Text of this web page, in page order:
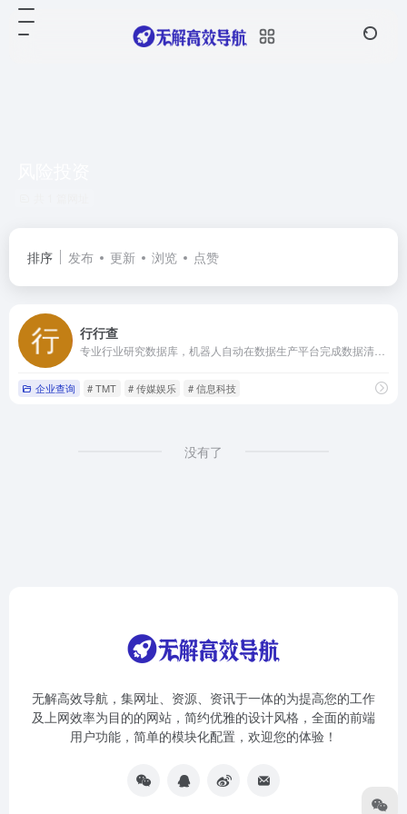
排序 发布 更新 浏览 点赞
行行查
企业查询 # TMT # 传媒娱乐 # 信息科技
没有了
无解高效导航，集网址、资源、资讯于一体的为提高您的工作
及上网效率为目的的网站，简约优雅的设计风格，全面的前端
用户功能，简单的模块化配置，欢迎您的体验！